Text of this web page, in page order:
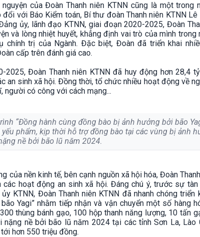
của Đoàn Thanh niên KTNN cũng là một trong
với Báo Kiểm toán, Bí thư đoàn Thanh niên KTNN
ủy, lãnh đạo KTNN, giai đoạn 2020-2025, Đoàn
và lòng nhiệt huyết, khẳng định vai trò của mình
chính trị của Ngành. Đặc biệt, Đoàn đã triển khai
cấp trên đánh giá cao.
Đoàn Thanh niên KTNN đã huy động hơn 28,4
an sinh xã hội. Đồng thời, tổ chức nhiều hoạt động về
người có công với cách mạng...
“Đồng hành cùng đồng bào bị ảnh hưởng bởi bão
phẩm, kịp thời hỗ trợ đồng bào tại các vùng bị ảnh
nề bởi bão lũ năm 2024.
của nền kinh tế, bên cạnh nguồn xã hội hóa, Đoàn
hoạt động an sinh xã hội. Đáng chú ý, trước sự tàn
KTNN, Đoàn Thanh niên KTNN đã nhanh chóng triển
Yagi” nhằm tiếp nhận và vận chuyển một số hàng
thùng bánh gạo, 100 hộp thanh năng lượng, 10 tấn
nề bởi bão lũ năm 2024 tại các tỉnh Sơn La, Lào
hơn 550 triệu đồng.